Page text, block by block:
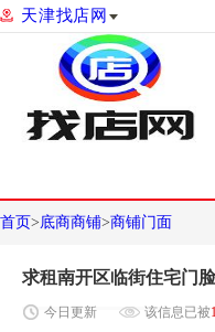
天津找店网
首页>底商商铺>商铺门面
求租南开区临街住宅门脸
今日 更新 该信息已被